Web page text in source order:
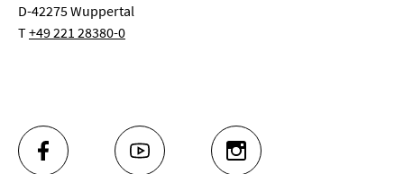
D-42275 Wuppertal
T+49 221 28380-0
FACEBOOK YOUTUBE INSTAGRAM